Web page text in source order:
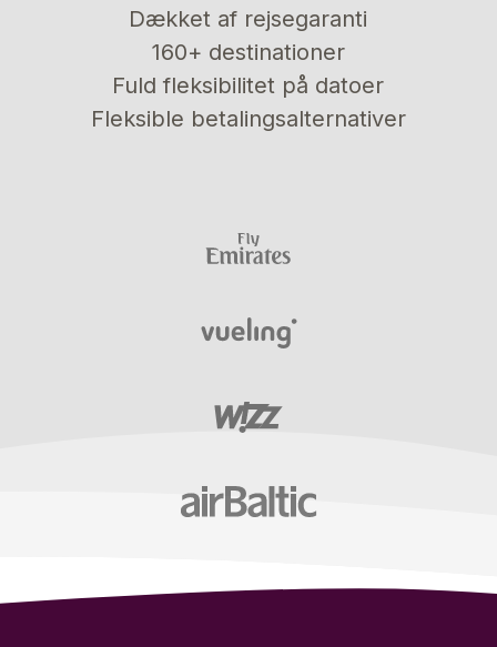
Dækket af rejsegaranti
160+ destinationer
Fuld fleksibilitet på datoer
Fleksible betalingsalternativer